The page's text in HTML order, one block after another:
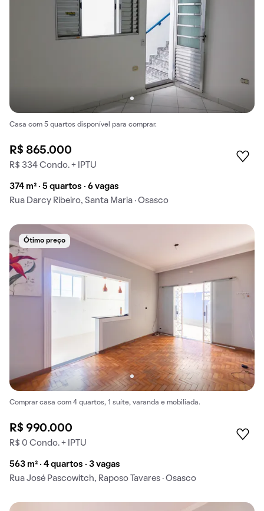
Casa com 5 quartos disponível para comprar.
R$ 865.000
R$ 334 Condo. + IPTU
374 m² · 5 quartos · 6 vagas
Rua Darcy Ribeiro, Santa Maria · Osasco
Ótimo preço
Comprar casa com 4 quartos, 1 suíte, varanda e mobiliada.
R$ 990.000
R$ 0 Condo. + IPTU
563 m² · 4 quartos · 3 vagas
Rua José Pascowitch, Raposo Tavares · Osasco